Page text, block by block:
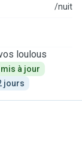
/nuit
loulous
à jour
jours